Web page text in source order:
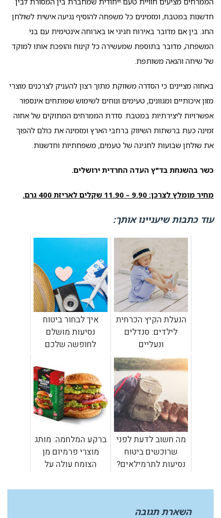
חדשנות במטבח, ומזמינים כל משפחה להוסיף נגיעה אישית לשולחן
החג. בין אם מדובר באירוח חגיגי או בארוחה אינטימית עם בני
המשפחה, מדובר בתוספת שמעשירה כל קינוח והופכת אותו למוקד
של שיחה והנאה משותפת.
באחוה מציינים כי הסדרה משווקת מתוך רצון להעניק לצרכנים מוצרי
מזון איכותיים ומגוונים, טעימים ונוחים לשימוש שפותחים אינספור
אפשרויות ליצירתיות במטבח. סדרת הממרחים המתוקים של אחוה
זמינה כעת ברשתות השיווק ברחבי הארץ ומזמינה את כולם להפוך
את שולחן שבועות לחגיגה של טעמים, משפחתיות וחדשנות.
כשר בהשגחת בד"ץ העדה החרדית ירושלים.
מחיר מומלץ לצרכן: 9.90 – 11.90 שקלים לאריזת 400 גרם.
עוד כתבות שיעניינו אותך:
הנעלת הקיץ הכרחית
לילדים: סנדלים
ונעליים
איך לבחור ביטוח
נסיעות מושלם
לחופשה שלכם
מה חשוב לדעת לפני
שרוכשים ביטוח
נסיעות לתרמילאים?
ברקע המלחמה: מותג
מוצרי פרמיום מן
הצומח עולה על
השארת תגובה